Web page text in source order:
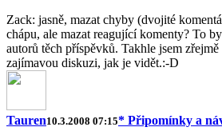
Zack: jasně, mazat chyby (dvojité
chápu, ale mazat reagující komenty? To
autorů těch příspěvků. Takhle jsem
zajímavou diskuzi, jak je vidět.:-D
Tauren10.3.2008 07:15* Připomínky a